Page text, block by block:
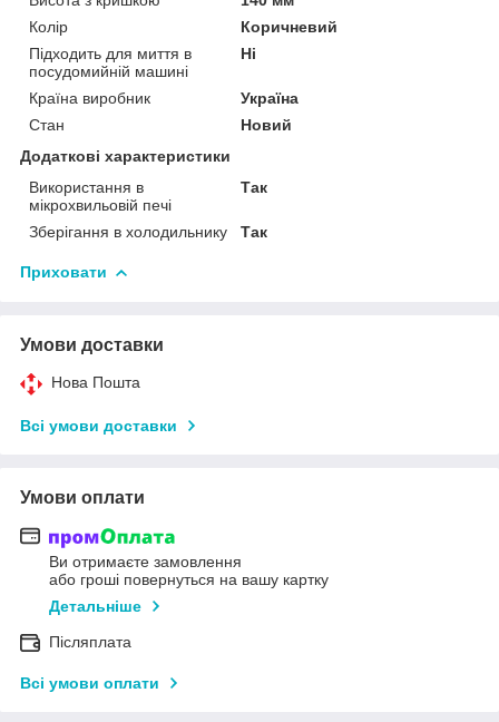
Колір
Коричневий
Підходить для миття в
посудомийній машині
Ні
Країна виробник
Україна
Стан
Новий
Додаткові характеристики
Використання в
мікрохвильовій печі
Так
Зберігання в холодильнику Так
Приховати
Умови доставки
Нова Пошта
Всі умови доставки
Умови оплати
Ви отримаєте замовлення
або гроші повернуться на вашу картку
Детальніше
Післяплата
Всі умови оплати